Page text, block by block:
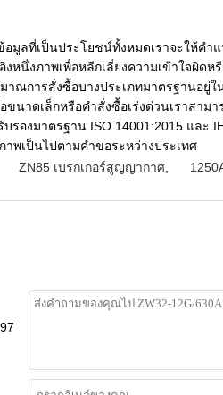
มูลที่เป็นประโยชน์ทั้งหมดเราจะให้คำ
หนึ่งภาพเพื่อหลีกเลี่ยงความเข้าใจผิดห
าณการสั่งซื้อบางประเภทมาตรฐานอยู่
นาดเล็กหรือคำสั่งซื้อเร่งด่วนเราสามา
รองมาตรฐาน ISO 14001:2015 และ
พเป็นไปตามคำขอระหว่างประเทศ
ZN85 เบรกเกอร์สูญญากาศ